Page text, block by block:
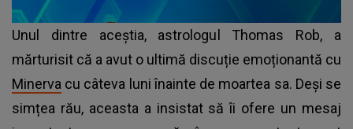
Unul dintre aceștia, astrologul Thomas Rob, a
mărturisit că a avut o ultimă discuție emoționantă cu
Minerva cu câteva luni înainte de moartea sa. Deși se
simțea rău, aceasta a insistat să îi ofere un mesaj